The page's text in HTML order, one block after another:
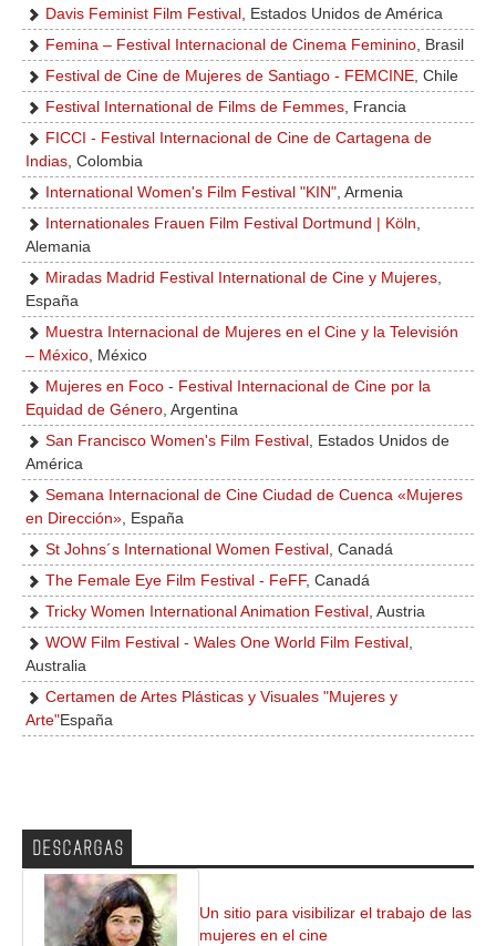
Davis Feminist Film Festival
, Estados Unidos de América
Femina – Festival Internacional de Cinema Feminino , Brasil
Festival de Cine de Mujeres de Santiago - FEMCINE , Chile
Festival International de Films de Femmes , Francia
FICCI - Festival Internacional de Cine de Cartagena de
Indias , Colombia
International Women's Film Festival "KIN" , Armenia
Internationales Frauen Film Festival Dortmund | Köln
Alemania
Miradas Madrid Festival International de Cine y Mujeres
España
Muestra Internacional de Mujeres en el Cine y la Televisión
– México , México
Mujeres en Foco - Festival Internacional de Cine por la
Equidad de Género , Argentina
San Francisco Women's Film Festival
, Estados Unidos de
América
Semana Internacional de Cine Ciudad de Cuenca «Mujeres
en Dirección» , España
St Johns´s International Women Festival
, Canadá
The Female Eye Film Festival - FeFF, Canadá
Tricky Women International Animation Festival
, Austria
WOW Film Festival - Wales One World Film Festival
Australia
Certamen de Artes Plásticas y Visuales "Mujeres y
Arte"España
DESCARGAS
Un sitio para visibilizar el trabajo de las
mujeres en el cine